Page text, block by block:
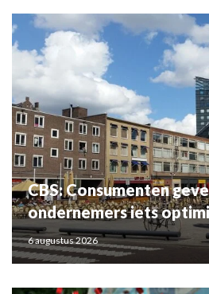
CBS: Consumenten
ondernemers iets
6 augustus 2026